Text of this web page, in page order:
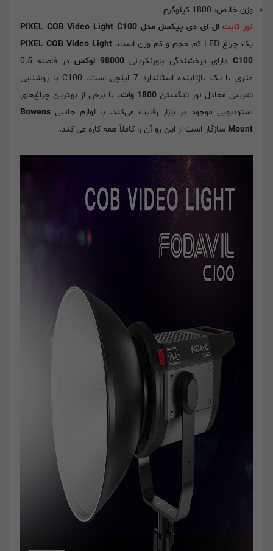
وزن خالص: 1800 کیلوگرم
نور ثابتال ای دی پیکسل مدل PIXEL COB Video Light C100
یک چراغ LED کم حجم و کم وزن است.
PIXEL COB Video Light
C100 دارای درخشندگی باورنکردنی 98000 لوکس
در فاصله 0.5
متری با یک بازتابنده استاندارد 7 اینچی است. C100 با روشنایی
تقریبی معادل نور تنگستن1800 وات
، با برخی از بهترین چراغ‌های
استودیویی موجود در بازار رقابت می‌کند. با لوازم جانبی Bowens
Mount سازگار است از این رو آن را کاملاً همه کاره می کند.